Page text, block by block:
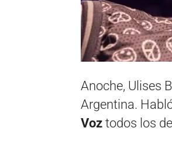
Anoche, Ulises
Argentina.
Voz todos los